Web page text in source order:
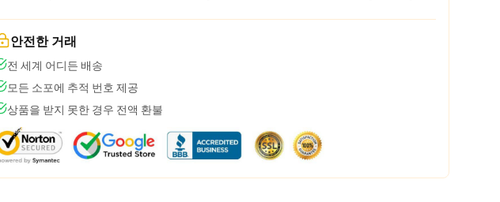
안전한 거래
전 세계 어디든 배송
모든 소포에 추적 번호 제공
상품을 받지 못한 경우 전액 환불